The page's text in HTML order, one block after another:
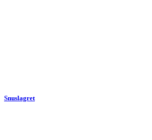
Snuslagret